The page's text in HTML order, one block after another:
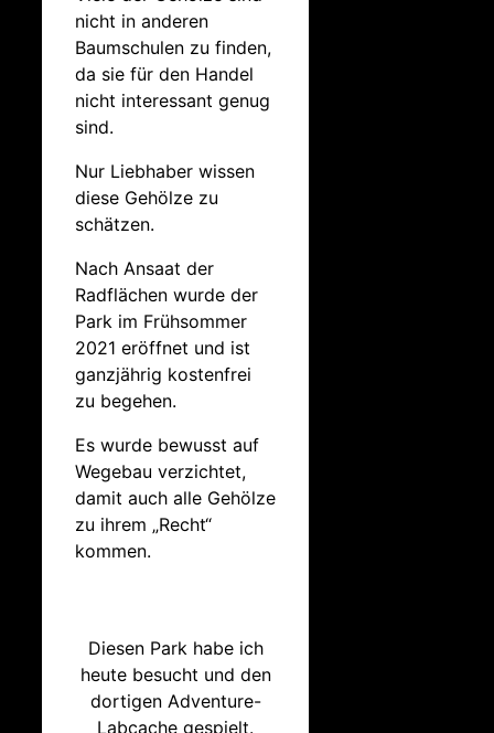
nicht in anderen
Baumschulen zu finden,
da sie für den Handel
nicht interessant genug
sind.
Nur Liebhaber wissen
diese Gehölze zu
schätzen.
Nach Ansaat der
Radflächen wurde der
Park im Frühsommer
2021 eröffnet und ist
ganzjährig kostenfrei
zu begehen.
Es wurde bewusst auf
Wegebau verzichtet,
damit auch alle Gehölze
zu ihrem „Recht“
kommen.
Diesen Park habe ich
heute besucht und den
dortigen Adventure-
Labcache gespielt.